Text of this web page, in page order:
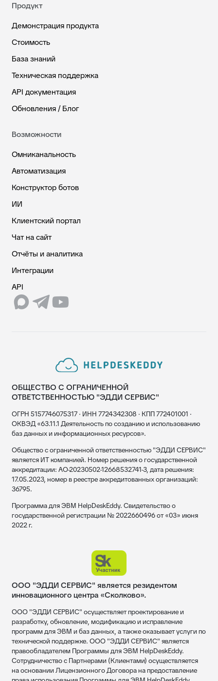
Продукт
Демонстрация продукта
Стоимость
База знаний
Техническая поддержка
API документация
Обновления / Блог
Возможности
Омниканальность
Автоматизация
Конструктор ботов
ИИ
Клиентский портал
Чат на сайт
Отчёты и аналитика
Интеграции
API
ОБЩЕСТВО С ОГРАНИЧЕННОЙ
ОТВЕТСТВЕННОСТЬЮ "ЭДДИ СЕРВИС"
ОГРН 5157746075317 · ИНН 7724342308 · КПП 772401001 ·
ОКВЭД «63.11.1 Деятельность по созданию и использованию
баз данных и информационных ресурсов».
Общество с ограниченной ответственностью "ЭДДИ СЕРВИС"
является ИТ компанией. Номер решения о государственной
аккредитации: АО-20230502-12668532741-3, дата решения:
17.05.2023, номер в реестре аккредитованных организаций:
36795.
Программа для ЭВМ HelpDeskEddy. Свидетельство о
государственной регистрации № 2022660496 от «03» июня
2022 г.
ООО "ЭДДИ СЕРВИС" является резидентом
инновационного центра «Сколково».
ООО "ЭДДИ СЕРВИС" осуществляет проектирование и
разработку, обновление, модификацию и исправление
программ для ЭВМ и баз данных, а также оказывает услуги по
технической поддержке. ООО "ЭДДИ СЕРВИС" является
правообладателем Программы для ЭВМ HelpDeskEddy.
Сотрудничество с Партнерами (Клиентами) осуществляется
на основании Лицензионного Договора на предоставление